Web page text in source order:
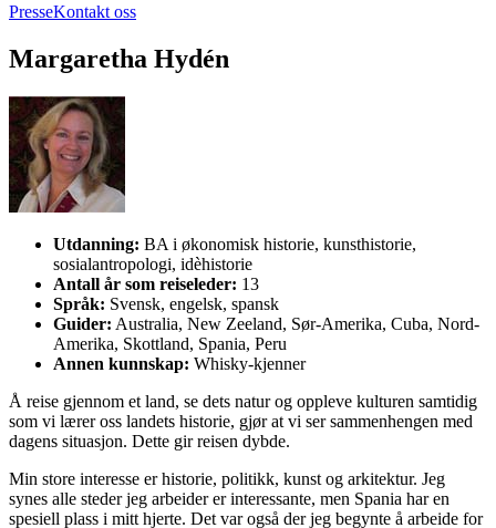
PresseKontakt oss
Margaretha Hydén
Utdanning: BA i økonomisk historie, kunsthistorie,
sosialantropologi, idèhistorie
Antall år som reiseleder: 13
Språk: Svensk, engelsk, spansk
Guider: Australia, New Zeeland, Sør-Amerika, Cuba, Nord-
Amerika, Skottland, Spania, Peru
Annen kunnskap: Whisky-kjenner
Å reise gjennom et land, se dets natur og oppleve kulturen samtidig
som vi lærer oss landets historie, gjør at vi ser sammenhengen med
dagens situasjon. Dette gir reisen dybde.
Min store interesse er historie, politikk, kunst og arkitektur. Jeg
synes alle steder jeg arbeider er interessante, men Spania har en
spesiell plass i mitt hjerte. Det var også der jeg begynte å arbeide for